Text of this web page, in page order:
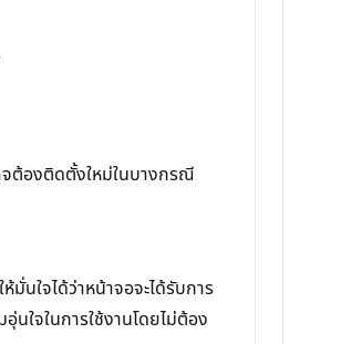
จต้องติดตั้งใหม่ในบางกรณี
นใจได้ว่าหน้าจอจะได้รับการ
ใจในการใช้งานโดยไม่ต้อง